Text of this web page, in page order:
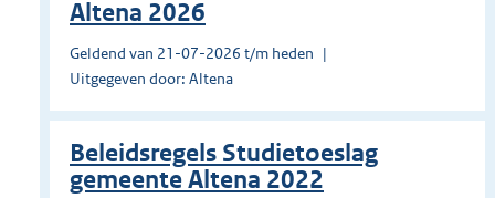
Altena 2026
Geldend van 21-07-2026 t/m heden
Uitgegeven door: Altena
Beleidsregels Studietoeslag
gemeente Altena 2022